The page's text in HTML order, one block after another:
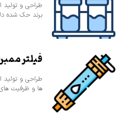
طراحی و تولید
برند حک شده
فیلتر
طراحی و تولید
ها و ظرفیت